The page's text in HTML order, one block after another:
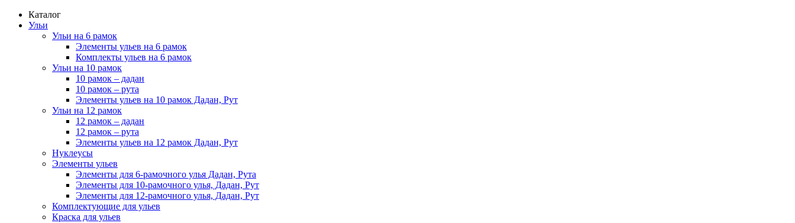
Каталог
Ульи
Ульи на 6 рамок
Элементы ульев на 6 рамок
Комплекты ульев на 6 рамок
Ульи на 10 рамок
10 рамок – дадан
10 рамок – рута
Элементы ульев на 10 рамок Дадан, Рут
Ульи на 12 рамок
12 рамок – дадан
12 рамок – рута
Элементы ульев на 12 рамок Дадан, Рут
Нуклеусы
Элементы ульев
Элементы для 6-рамочного улья Дадан, Рута
Элементы для 10-рамочного улья, Дадан, Рут
Элементы для 12-рамочного улья, Дадан, Рут
Комплектующие для ульев
Краска для ульев